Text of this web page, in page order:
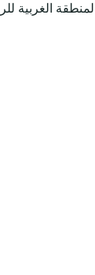
الغربية